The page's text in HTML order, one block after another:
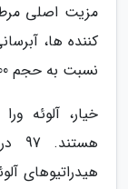
مزیت اصلی
کننده ها،
نسبت به حجم 200 میلی لیتری آن بسیار به صرفه است.
خیار، آلوئه
هیدراتیوهای